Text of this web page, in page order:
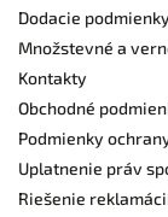
Dodacie podmienky
Množstevné a
Kontakty
Obchodné
Podmienky
Uplatnenie práv
Riešenie